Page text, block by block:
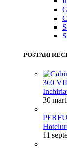
POSTARI
360
30
11